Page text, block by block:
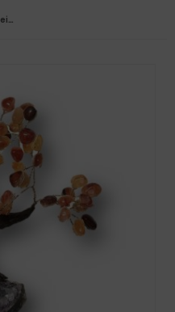
Edelsteinbaum Carneol, hübscher Edelstein Carneolbaum stehend auf Amethyst Base, Höhe ca.20-21 cm